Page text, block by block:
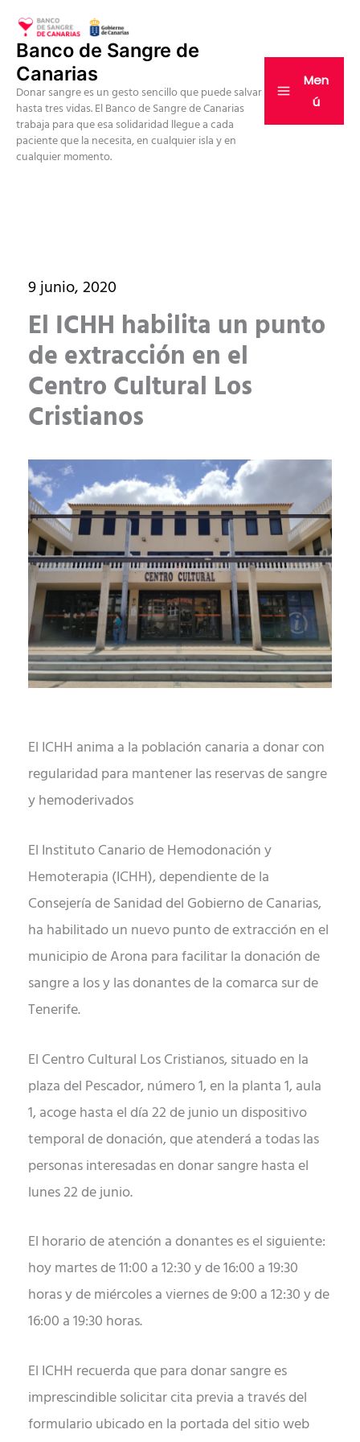
contenido
Banco de Sangre de
Canarias
Donar sangre es un gesto sencillo que puede salvar
hasta tres vidas. El Banco de Sangre de Canarias
trabaja para que esa solidaridad llegue a cada
paciente que la necesita, en cualquier isla y en
cualquier momento.
Men
ú
9 junio, 2020
El ICHH habilita un punto
de extracción en el
Centro Cultural Los
Cristianos
El ICHH anima a la población canaria a donar con
regularidad para mantener las reservas de sangre
y hemoderivados
El Instituto Canario de Hemodonación y
Hemoterapia (ICHH), dependiente de la
Consejería de Sanidad del Gobierno de Canarias,
ha habilitado un nuevo punto de extracción en el
municipio de Arona para facilitar la donación de
sangre a los y las donantes de la comarca sur de
Tenerife.
El Centro Cultural Los Cristianos, situado en la
plaza del Pescador, número 1, en la planta 1, aula
1, acoge hasta el día 22 de junio un dispositivo
temporal de donación, que atenderá a todas las
personas interesadas en donar sangre hasta el
lunes 22 de junio.
El horario de atención a donantes es el siguiente:
hoy martes de 11:00 a 12:30 y de 16:00 a 19:30
horas y de miércoles a viernes de 9:00 a 12:30 y de
16:00 a 19:30 horas.
El ICHH recuerda que para donar sangre es
imprescindible solicitar cita previa a través del
formulario ubicado en la portada del sitio web